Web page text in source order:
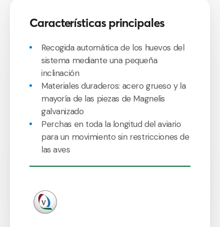
Características principales
Recogida automática de los huevos del
sistema mediante una pequeña
inclinación
Materiales duraderos: acero grueso y la
mayoría de las piezas de Magnelis
galvanizado
Perchas en toda la longitud del aviario
para un movimiento sin restricciones de
las aves